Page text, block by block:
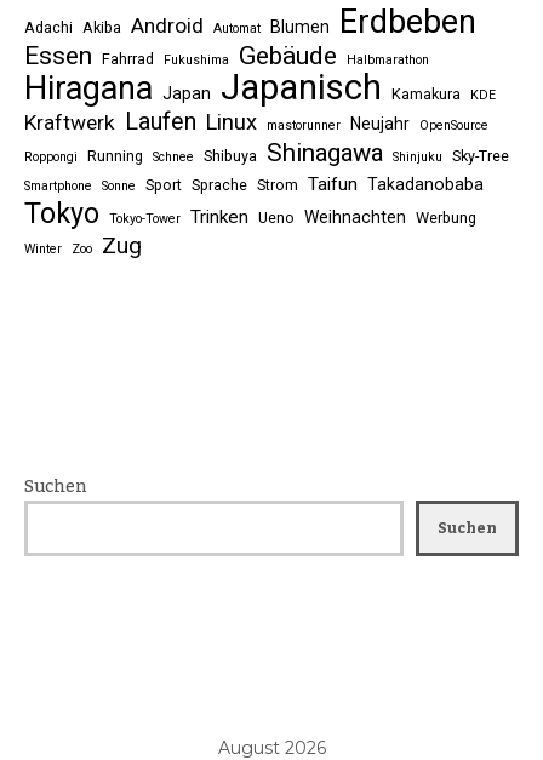
Adachi Akiba Android Automat Blumen Erdbeben
Essen Fahrrad Fukushima Gebäude Halbmarathon
Hiragana Japan Japanisch Kamakura KDE
Kraftwerk Laufen Linux mastorunner Neujahr
OpenSource
Roppongi
Running Schnee Shibuya Shinagawa Shinjuku Sky-Tree
Smartphone Sonne Sport Sprache Strom Taifun Takadanobaba
Tokyo Tokyo-Tower Trinken Ueno Weihnachten Werbung
Winter Zoo Zug
Suchen
Suchen
August 2026